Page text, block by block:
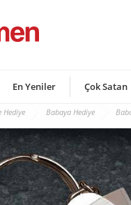
En Yeniler Çok Satan
Hediye Babaya Hediye